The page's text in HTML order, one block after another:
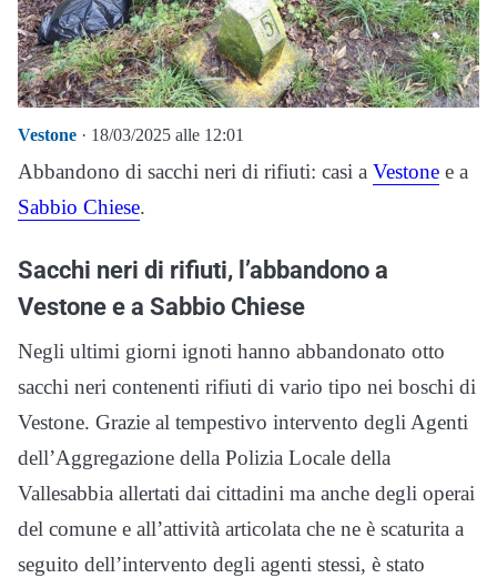
Vestone · 18/03/2025 alle 12:01
Abbandono di sacchi neri di rifiuti: casi a Vestone e a
Sabbio Chiese.
Sacchi neri di rifiuti, l’abbandono a
Vestone e a Sabbio Chiese
Negli ultimi giorni ignoti hanno abbandonato otto
sacchi neri contenenti rifiuti di vario tipo nei boschi di
Vestone. Grazie al tempestivo intervento degli Agenti
dell’Aggregazione della Polizia Locale della
Vallesabbia allertati dai cittadini ma anche degli operai
del comune e all’attività articolata che ne è scaturita a
seguito dell’intervento degli agenti stessi, è stato